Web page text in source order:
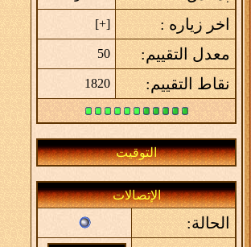
اخر زياره : [
+
]
معدل التقييم: 50
نقاط التقييم: 1820
التوقيت
الإتصالات
الحالة: